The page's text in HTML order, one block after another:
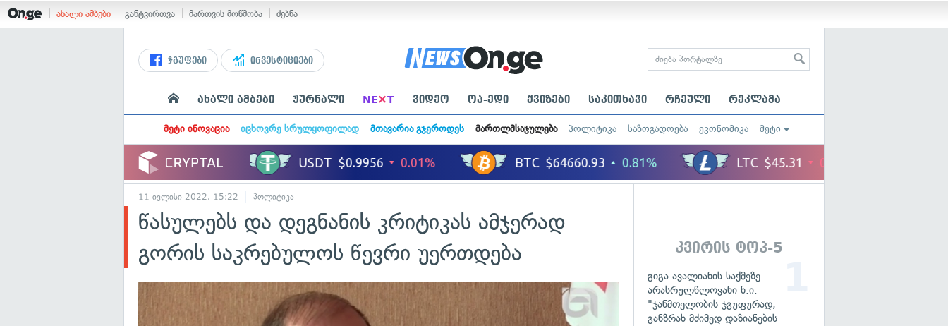
ახალი ამბები განტვირთვა მართვის მოწმობა ძებნა
ჯგუფები ინვესტიციები
ახალი ამბები ჟურნალი NE×T ვიდეო ოპ-ედი ქვიზები საკითხავი რჩეული რეკლამა
მეტი ინოვაცია იცხოვრე სრულყოფილად მთავარია გჯეროდეს მართლმსაჯულება პოლიტიკა საზოგადოება ეკონომიკა მეტი
11 ივლისი 2022, 15:22 პოლიტიკა
წასულებს და დეგნანის კრიტიკას ამჯერად
გორის საკრებულოს წევრი უერთდება
კვირის ტოპ-5
გიგა ავალიანის საქმეზე
არასრულწლოვანი ნ.ი.
"ჯანმთელობის ჯგუფურად,
განზრახ მძიმედ დაზიანების